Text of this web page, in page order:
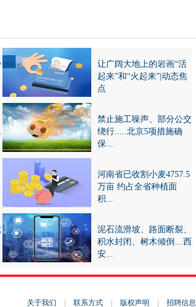
让广阔大地上的岩画“活
起来”和“火起来”|动态焦
点
禁止施工噪声、部分公交
绕行.....北京5项措施确
保...
河南省已收割小麦4757.5
万亩 约占全省种植面
积...
泥石流滑坡、路面断裂、
积水封闭、树木倾倒…西
安...
关于我们 联系方式 版权声明 招聘信息